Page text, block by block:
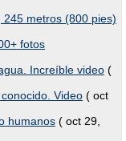
metros (800 pies)
fotos
Increíble video (
Video ( oct
humanos ( oct 29,